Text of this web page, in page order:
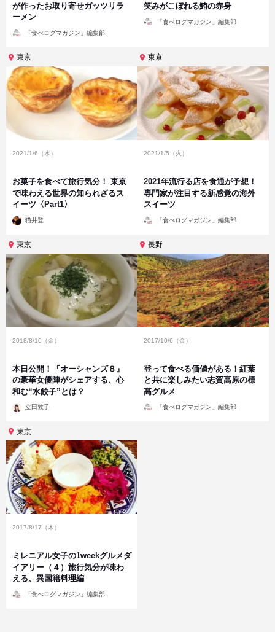
が作ったお取り寄せガッツリラ
ーメン
「食べログマガジン」編集部
笑みがこぼれる鮪の赤身
「食べログマガジン」編集部
東京
2021/1/6（水）
お菓子を食べて旅行気分！ 東京
で味わえる世界の知られざるス
イーツ〈Part1〉
投
稿
猫井登
東京
2021/1/5（火）
2021年流行る店を食通が予想！
専門家が注目する新感覚の海外
スイーツ
「食べログマガジン」編集部
東京
2018/8/10（金）
本日公開！『オーシャンズ８』
の豪華女優陣がシェアする、心
和む“水餃子”とは？
投
稿
立田敦子
長野
2017/10/6（金）
登って食べる価値がある！紅葉
と共に楽しみたい志賀高原の標
高グルメ
「食べログマガジン」編集部
東京
2017/8/17（木）
ミレニアル女子の1weekグルメダ
イアリー（４）旅行気分が味わ
える、異国籍料理編
「食べログマガジン」編集部